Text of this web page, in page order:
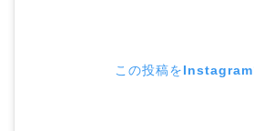
この投稿をInstagram